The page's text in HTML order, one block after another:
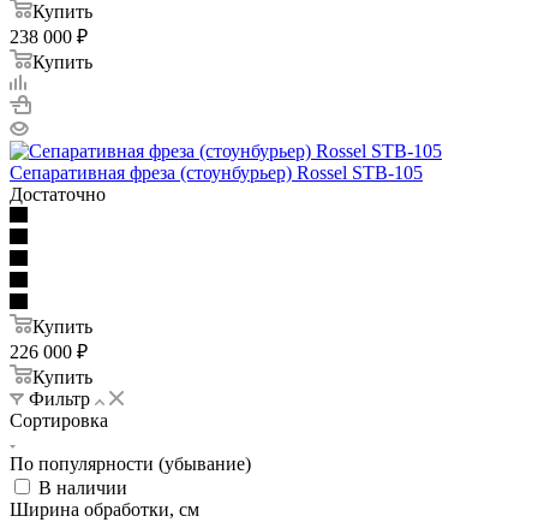
Купить
238 000 ₽
Купить
Сепаративная фреза (стоунбурьер) Rossel STB-105
Достаточно
Купить
226 000 ₽
Купить
Фильтр
Сортировка
По популярности (убывание)
В наличии
Ширина обработки, см